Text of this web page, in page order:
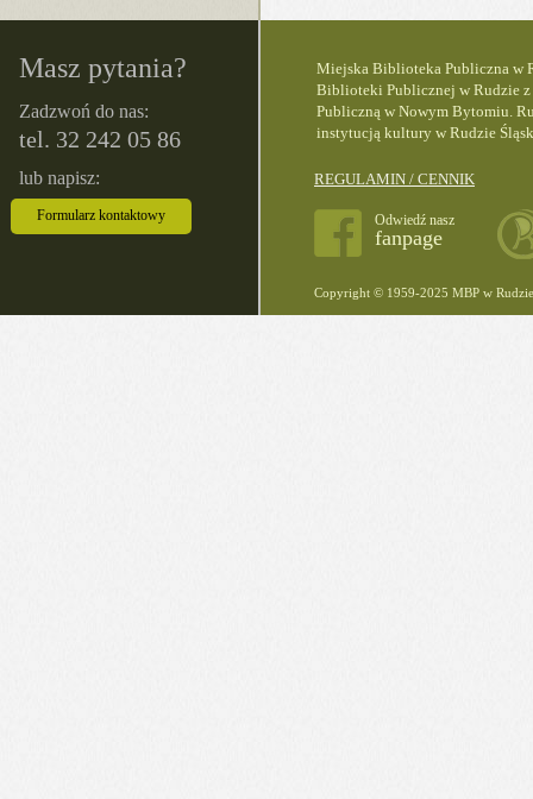
Masz pytania?
Zadzwoń do nas:
tel. 32 242 05 86
lub napisz:
Formularz kontaktowy
Miejska Biblioteka Publiczna w
Biblioteki Publicznej w Rudzie
Publiczną w Nowym Bytomiu.
instytucją kultury w Rudzie
REGULAMIN / CENNIK
Odwiedź nasz
fanpage
Copyright © 1959-2025 MBP w